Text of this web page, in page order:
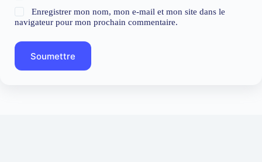
Enregistrer mon nom, mon e-mail et mon site dans le
navigateur pour mon prochain commentaire.
Soumettre